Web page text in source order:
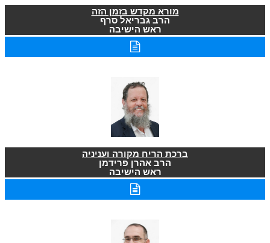
מורא מקדש בזמן הזה
הרב גבריאל סרף
ראש הישיבה
ברכת הריח מקורה ועניניה
הרב אהרן פרידמן
ראש הישיבה